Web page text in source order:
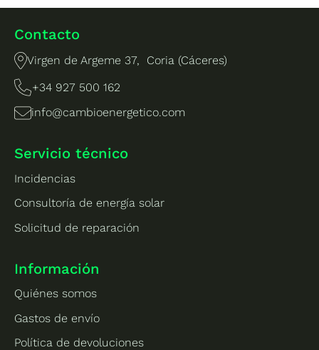
Contacto
Virgen de Argeme 37, Coria (Cáceres)
+34 927 500 162
info@cambioenergetico.com
Servicio técnico
Incidencias
Consultoría de energía solar
Solicitud de reparación
Información
Quiénes somos
Gastos de envío
Política de devoluciones